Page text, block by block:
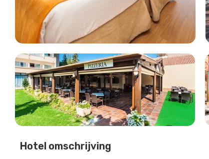
Hotel omschrijving